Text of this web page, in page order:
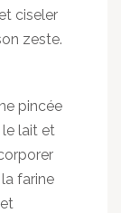
ciseler
zeste.
pincée
le lait et
farine